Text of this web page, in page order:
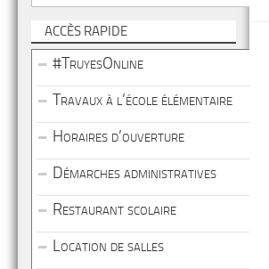
ACCÈS RAPIDE
#TruyesOnline
Travaux à l’école élémentaire
Horaires d’ouverture
Démarches administratives
Restaurant scolaire
Location de salles